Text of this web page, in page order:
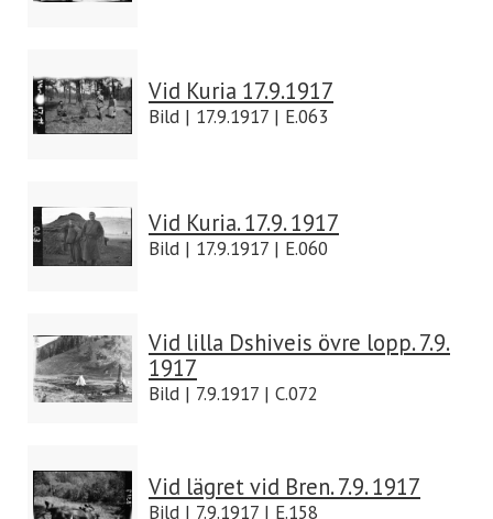
Vid Kuria 17.9.1917
Bild | 17.9.1917 | E.063
Vid Kuria. 17.9. 1917
Bild | 17.9.1917 | E.060
Vid lilla Dshiveis övre lopp. 7.9.
1917
Bild | 7.9.1917 | C.072
Vid lägret vid Bren. 7.9. 1917
Bild | 7.9.1917 | E.158